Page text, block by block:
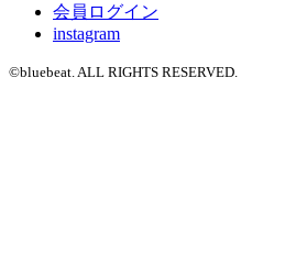
会員ログイン
instagram
©bluebeat. ALL RIGHTS RESERVED.